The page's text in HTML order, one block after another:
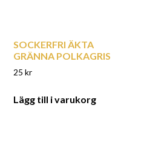
SOCKERFRI ÄKTA
GRÄNNA POLKAGRIS
25kr
Lägg till i varukorg